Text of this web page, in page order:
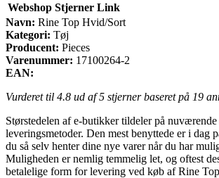
Webshop Stjerner Link
Navn: Rine Top Hvid/Sort
Kategori: Tøj
Producent: Pieces
Varenummer: 17100264-2
EAN:
Vurderet til 4.8 ud af 5 stjerner baseret på 19
Størstedelen af e-butikker tildeler på
leveringsmetoder. Den mest benyttede er i dag
du så selv henter dine nye varer når du har
Muligheden er nemlig temmelig let, og oftest
betalelige form for levering ved køb af Rine